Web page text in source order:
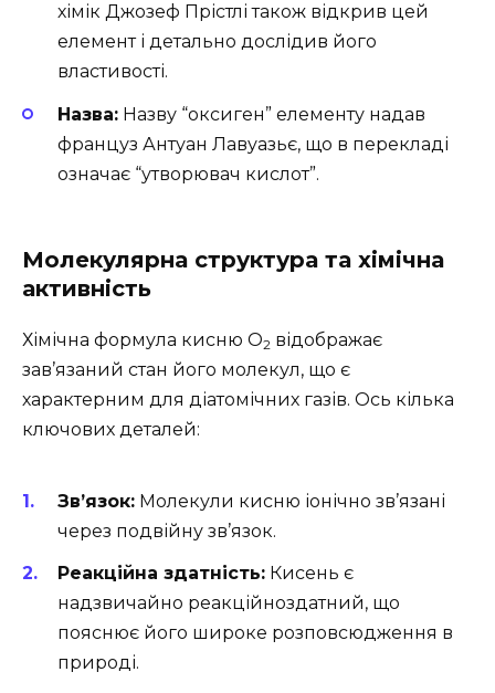
хімік Джозеф Прістлі також відкрив цей
елемент і детально дослідив його
властивості.
Назва: Назву “оксиген” елементу надав
француз Антуан Лавуазьє, що в перекладі
означає “утворювач кислот”.
Молекулярна структура та хімічна
активність
Хімічна формула кисню O2 відображає
зав’язаний стан його молекул, що є
характерним для діатомічних газів. Ось кілька
ключових деталей:
Зв’язок: Молекули кисню іонічно зв’язані
через подвійну зв’язок.
Реакційна здатність: Кисень є
надзвичайно реакційноздатний, що
пояснює його широке розповсюдження в
природі.